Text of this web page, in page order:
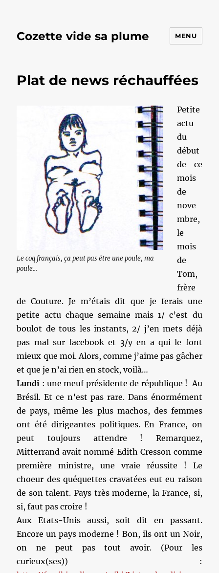
Cozette vide sa plume MENU
Plat de news réchauffées
Le coq français, ça peut pas être une poule, ma
poule...
Petite
actu
du
début
de ce
mois
de
nove
mbre,
le
mois
de
Tom,
frère
de Couture. Je m’étais dit que je ferais une
petite actu chaque semaine mais 1/ c’est du
boulot de tous les instants, 2/ j’en mets déjà
pas mal sur facebook et 3/y en a qui le font
mieux que moi. Alors, comme j’aime pas gâcher
et que je n’ai rien en stock, voilà…
Lundi : une meuf présidente de république ! Au
Brésil. Et ce n’est pas rare. Dans énormément
de pays, même les plus machos, des femmes
ont été dirigeantes politiques. En France, on
peut toujours attendre ! Remarquez,
Mitterrand avait nommé Edith Cresson comme
première ministre, une vraie réussite ! Le
choeur des quéquettes cravatées eut eu raison
de son talent. Pays très moderne, la France, si,
si, faut pas croire !
Aux Etats-Unis aussi, soit dit en passant.
Encore un pays moderne ! Bon, ils ont un Noir,
on ne peut pas tout avoir. (Pour les
curieux(ses)) :